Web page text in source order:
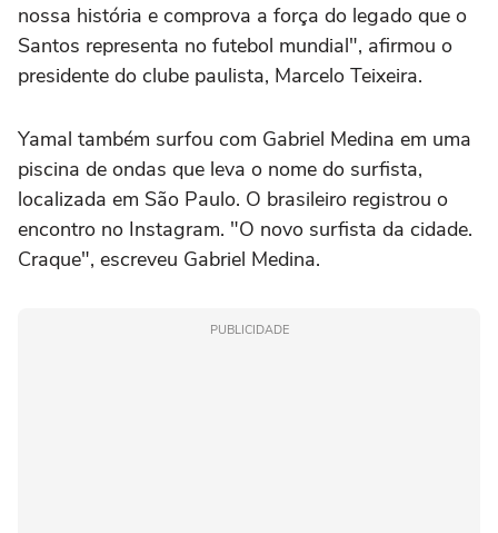
nossa história e comprova a força do legado que o
Santos representa no futebol mundial", afirmou o
presidente do clube paulista, Marcelo Teixeira.
Yamal também surfou com Gabriel Medina em uma
piscina de ondas que leva o nome do surfista,
localizada em São Paulo. O brasileiro registrou o
encontro no Instagram. "O novo surfista da cidade.
Craque", escreveu Gabriel Medina.
PUBLICIDADE